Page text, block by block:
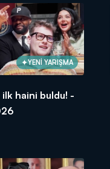
YENİ YARIŞMA
ilk haini buldu! -